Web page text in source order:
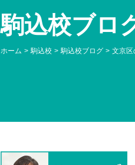
駒込校ブロ
ホーム 駒込校 駒込校ブログ 文京区